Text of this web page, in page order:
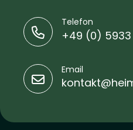
Telefon
+49 (0) 5933
Email